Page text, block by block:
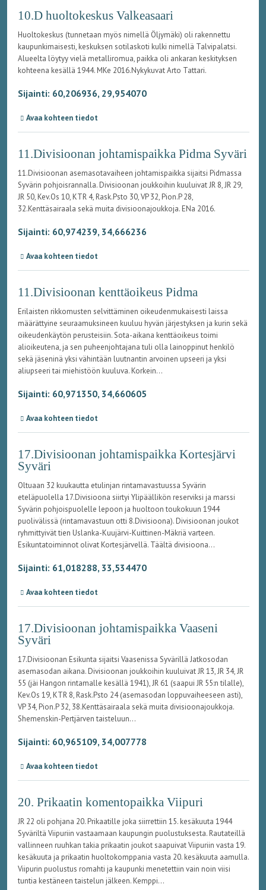
10.D huoltokeskus Valkeasaari
Huoltokeskus (tunnetaan myös nimellä Öljymäki) oli rakennettu
kaupunkimaisesti, keskuksen sotilaskoti kulki nimellä Talvipalatsi.
Alueelta löytyy vielä metalliromua, paikka oli ankaran keskityksen
kohteena kesällä 1944. MKe 2016.Nykykuvat Arto Tattari.
Sijainti: 60,206936, 29,954070
Avaa kohteen tiedot
11.Divisioonan johtamispaikka Pidma Syväri
11.Divisioonan asemasotavaiheen johtamispaikka sijaitsi Pidmassa
Syvärin pohjoisrannalla. Divisioonan joukkoihin kuuluivat JR 8, JR 29,
JR 50, Kev.Os 10, KTR 4, Rask.Psto 30, VP 32, Pion.P 28,
32.Kenttäsairaala sekä muita divisioonajoukkoja. ENa 2016.
Sijainti: 60,974239, 34,666236
Avaa kohteen tiedot
11.Divisioonan kenttäoikeus Pidma
Erilaisten rikkomusten selvittäminen oikeudenmukaisesti laissa
määrättyine seuraamuksineen kuuluu hyvän järjestyksen ja kurin sekä
oikeudenkäytön perusteisiin. Sota-aikana kenttäoikeus toimi
alioikeutena, ja sen puheenjohtajana tuli olla lainoppinut henkilö
sekä jäseninä yksi vähintään luutnantin arvoinen upseeri ja yksi
aliupseeri tai miehistöön kuuluva. Korkein...
Sijainti: 60,971350, 34,660605
Avaa kohteen tiedot
17.Divisioonan johtamispaikka Kortesjärvi
Syväri
Oltuaan 32 kuukautta etulinjan rintamavastuussa Syvärin
eteläpuolella 17.Divisioona siirtyi Ylipäällikön reserviksi ja marssi
Syvärin pohjoispuolelle lepoon ja huoltoon toukokuun 1944
puolivälissä (rintamavastuun otti 8.Divisioona). Divisioonan joukot
ryhmittyivät tien Uslanka-Kuujärvi-Kuittinen-Mäkriä varteen.
Esikuntatoiminnot olivat Kortesjärvellä. Täältä divisioona...
Sijainti: 61,018288, 33,534470
Avaa kohteen tiedot
17.Divisioonan johtamispaikka Vaaseni
Syväri
17.Divisioonan Esikunta sijaitsi Vaasenissa Syvärillä Jatkosodan
asemasodan aikana. Divisioonan joukkoihin kuuluivat JR 13, JR 34, JR
55 (jäi Hangon rintamalle kesällä 1941), JR 61 (saapui JR 55:n tilalle),
Kev.Os 19, KTR 8, Rask.Psto 24 (asemasodan loppuvaiheeseen asti),
VP 34, Pion.P 32, 38.Kenttäsairaala sekä muita divisioonajoukkoja.
Shemenskin-Pertjärven taisteluun...
Sijainti: 60,965109, 34,007778
Avaa kohteen tiedot
20. Prikaatin komentopaikka Viipuri
JR 22 oli pohjana 20. Prikaatille joka siirrettiin 15. kesäkuuta 1944
Syväriltä Viipuriin vastaamaan kaupungin puolustuksesta. Rautateillä
vallinneen ruuhkan takia prikaatin joukot saapuivat Viipuriin vasta 19.
kesäkuuta ja prikaatin huoltokomppania vasta 20. kesäkuuta aamulla.
Viipurin puolustus romahti ja kaupunki menetettiin vain noin viisi
tuntia kestäneen taistelun jälkeen. Kemppi...